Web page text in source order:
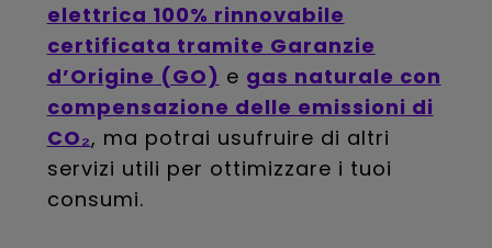
elettrica 100% rinnovabile
certificata tramite Garanzie
d’Origine (GO) e gas naturale con
compensazione delle emissioni di
CO₂, ma potrai usufruire di altri
servizi utili per ottimizzare i tuoi
consumi.